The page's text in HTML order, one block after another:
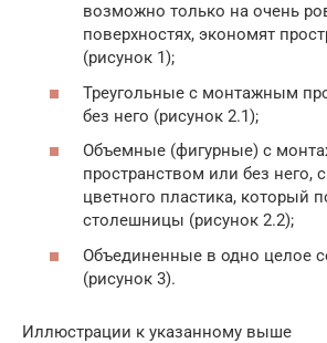
возможно только на очень
поверхностях, экономят
(рисунок 1);
Треугольные с монтажным
без него (рисунок 2.1);
Объемные (фигурные) с
пространством или без него,
цветного пластика, который
столешницы (рисунок 2.2);
Объединенные в одно целое
(рисунок 3).
Иллюстрации к указанному выше